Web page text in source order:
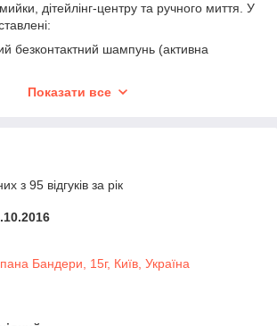
дітейлінг-центру та ручного миття. У
безконтактний шампунь (активна
ручні шампуні відомого виробника
безпечно піднімає бруд з поверхні.
у виборі необхідного засобу, то ми
щодо будь-якого продукту.
Показати все
з 95 відгуків за рік
Бандери, 15г, Київ, Україна